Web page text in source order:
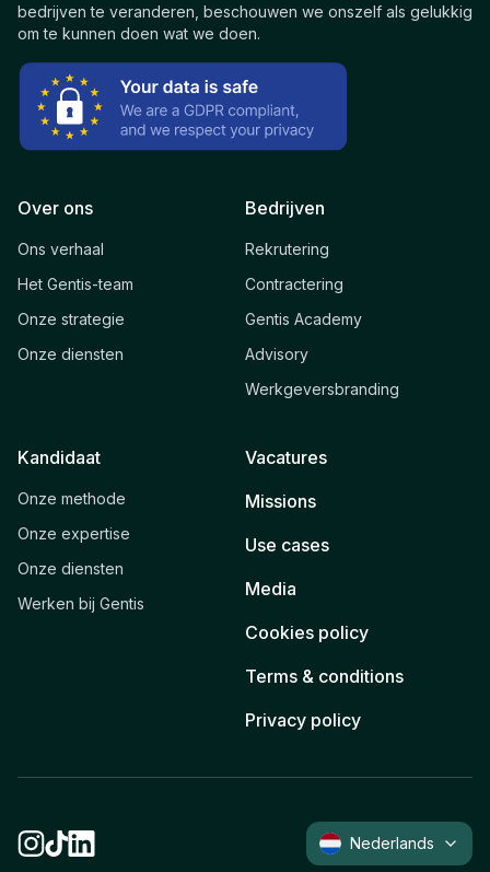
bedrijven te veranderen, beschouwen we onszelf als gelukkig
om te kunnen doen wat we doen.
Over ons
Ons verhaal
Het Gentis-team
Onze strategie
Onze diensten
Bedrijven
Rekrutering
Contractering
Gentis Academy
Advisory
Werkgeversbranding
Kandidaat
Onze methode
Onze expertise
Onze diensten
Werken bij Gentis
Vacatures
Missions
Use cases
Media
Cookies policy
Terms & conditions
Privacy policy
Nederlands